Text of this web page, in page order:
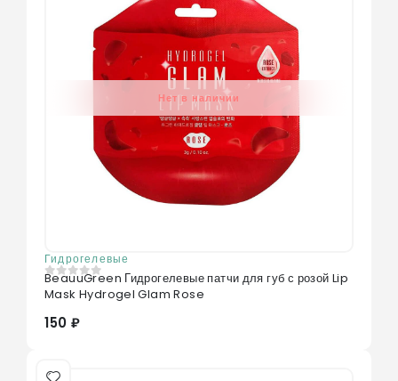
Нет в наличии
Гидрогелевые
0из 5
BeauuGreen Гидрогелевые патчи для губ с розой Lip
Mask Hydrogel Glam Rose
150 ₽